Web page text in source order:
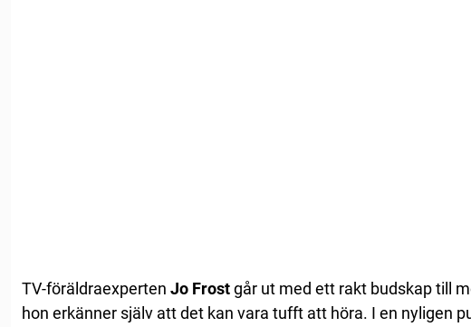
TV-föräldraexperten Jo Frostgår ut med ett rakt budskap till
hon erkänner själv att det kan vara tufft att höra. I en nyligen